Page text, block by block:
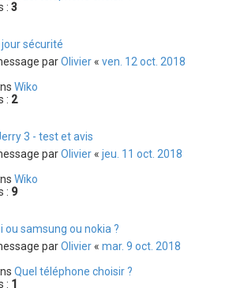
: 3
sécurité
parOlivier« ven. 12 oct. 2018
Wiko
: 2
3 - test et avis
parOlivier« jeu. 11 oct. 2018
Wiko
: 9
ou samsung ou nokia ?
parOlivier« mar. 9 oct. 2018
Quel téléphone choisir ?
: 1